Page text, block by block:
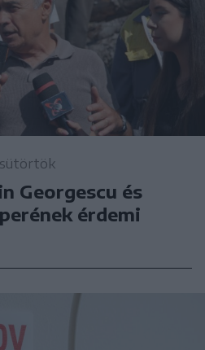
Georgescu és
érdemi